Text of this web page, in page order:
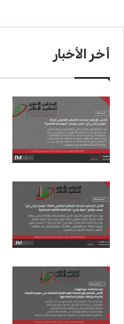
س
و
ك
أخر الأخبار